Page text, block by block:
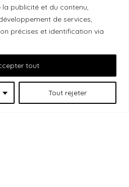
publicité et du contenu,
de services,
précises et identification via
Tout rejeter
tout
Lacolle Way (Ottawa-
le territoire traditionnel non
anichinabé. Nous
gardiens historiques et